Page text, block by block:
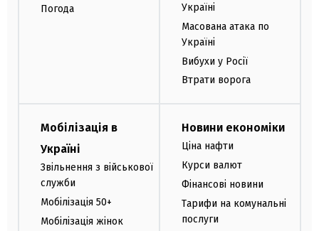
Погода
Україні
Масована атака по
Україні
Вибухи у Росії
Втрати ворога
Мобілізація в
Україні
Звільнення з військової
служби
Мобілізація 50+
Мобілізація жінок
Новини економіки
Ціна нафти
Курси валют
Фінансові новини
Тарифи на комунальні
послуги